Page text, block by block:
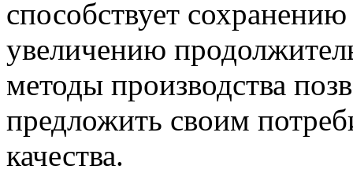
способствует
увеличению
методы производства
предложить своим
качества.